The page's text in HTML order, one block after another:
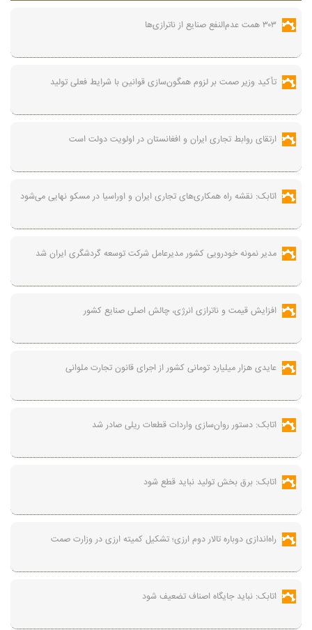
۳۰۳ همت عدم‌النفع صنایع از ناترازی‌ها
تأکید وزیر صمت بر لزوم همگون‌سازی قوانین با شرایط فعلی تولید
ارتقای روابط تجاری ایران و افغانستان در اولویت دولت است
اتابک: نقشه راه همکاری‌های تجاری ایران و اوراسیا در مسکو نهایی می‌شود
مدیر نمونه خودرویی کشور مدیرعامل شرکت توسعه گردشگری ایران شد
افزایش قیمت و ناترازی انرژی، چالش اصلی صنایع کشور
عایدی هزار میلیارد تومانی کشور از اجرای قانون تجارت ملوانی
اتابک: دستور روان‌سازی واردات قطعات ریلی صادر شد
اتابک: برق بخش تولید نباید قطع شود
راه‌اندازی دوباره تالار دوم ارزی؛ تشکیل کمیته ارزی در وزارت صمت
اتابک: نباید جایگاه اصناف تضعیف شود